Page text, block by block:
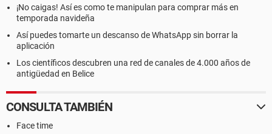
¡No caigas! Así es como te manipulan para comprar más en
temporada navideña
Así puedes tomarte un descanso de WhatsApp sin borrar la
aplicación
Los científicos descubren una red de canales de 4.000 años de
antigüedad en Belice
CONSULTA TAMBIÉN
Face time